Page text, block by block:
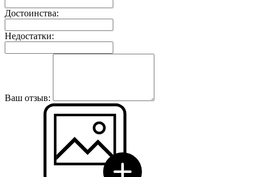
Достоинства:
Недостатки:
Ваш отзыв: